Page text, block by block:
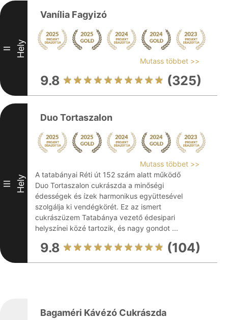
II Hely
Vanília Fagyizó
Mutass többet >>
9.8 (325)
III Hely
Duo Tortaszalon
Mutass többet >>
A tatabányai Réti út 152 szám alatt működő
Duo Tortaszalon cukrászda a minőségi
édességek és ízek harmonikus együttesével
szolgálja ki vendégkörét. Ez az ismert
cukrászüzem Tatabánya vezető édesipari
helyszínei közé tartozik, és nagy gondot ...
9.8 (104)
Bagaméri Kávézó Cukrászda